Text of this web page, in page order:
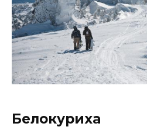
Белокуриха